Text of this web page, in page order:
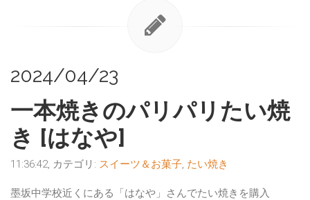
2024/04/23
一本焼きのパリパリたい焼
き [はなや]
11:36:42, カテゴリ: スイーツ＆お菓子, たい焼き
墨坂中学校近くにある「はなや」さんでたい焼きを購入